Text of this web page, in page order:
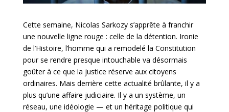
Cette semaine, Nicolas Sarkozy s’apprête à franchir
une nouvelle ligne rouge : celle de la détention. Ironie
de l’Histoire, l’homme qui a remodelé la Constitution
pour se rendre presque intouchable va désormais
goûter à ce que la justice réserve aux citoyens
ordinaires. Mais derrière cette actualité brûlante, il y a
plus qu’une affaire judiciaire. Il y a un système, un
réseau, une idéologie — et un héritage politique qui